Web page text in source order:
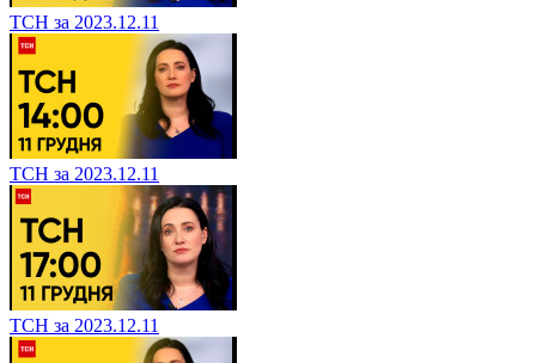
ТСН за 2023.12.11
ТСН за 2023.12.11
ТСН за 2023.12.11